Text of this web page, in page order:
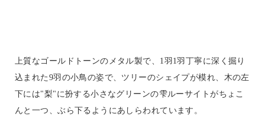
上質なゴールドトーンのメタル製で、1羽1羽丁寧に深く掘り
込まれた9羽の小鳥の姿で、ツリーのシェイプが模れ、木の左
下には"梨"に扮する小さなグリーンの雫ルーサイトがちょこ
んと一つ、ぶら下るようにあしらわれています。